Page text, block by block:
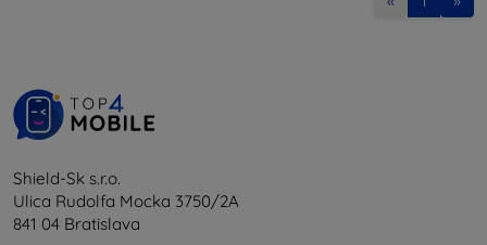
Shield-Sk s.r.o.
Ulica Rudolfa Mocka 3750/2A
841 04 Bratislava